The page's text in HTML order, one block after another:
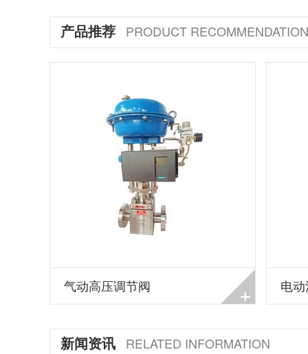
产品推荐 PRODUCT RECOMMENDATION
气动高压调节阀 + 电
新闻资讯 RELATED INFORMATION